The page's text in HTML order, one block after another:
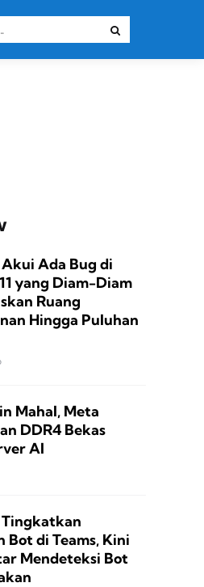
Ada Bug di
yang Diam-Diam
Ruang
Hingga Puluhan
Mahal, Meta
DDR4 Bekas
AI
Bot di Teams, Kini
Mendeteksi Bot